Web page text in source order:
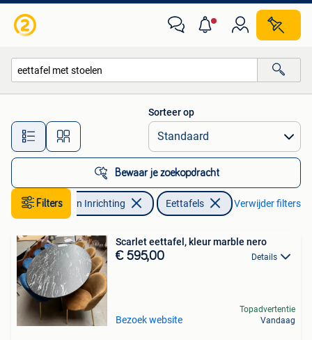
Alle afstanden…
Sorteer op
Bewaar je zoekopdracht
FiltersHuis en Inrichting Eettafels Verwijder filters
Scarlet eettafel, kleur marble nero
€ 595,00 Details
Bezoek website
Topadvertentie
Vandaag